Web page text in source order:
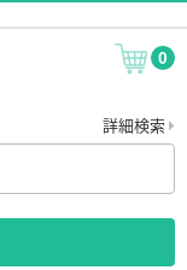
0
詳細検索